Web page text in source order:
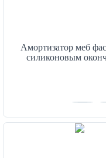
Амортизатор меб
силиконовым